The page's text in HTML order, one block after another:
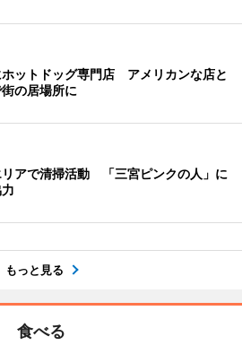
ットドッグ専門店 アメリカンな店と
の居場所に
アで清掃活動 「三宮ピンクの人」に
もっと見る
食べる